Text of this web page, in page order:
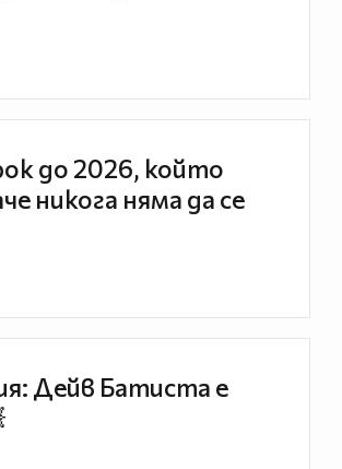
до 2026, който
никога няма да се
Дейв Батиста е